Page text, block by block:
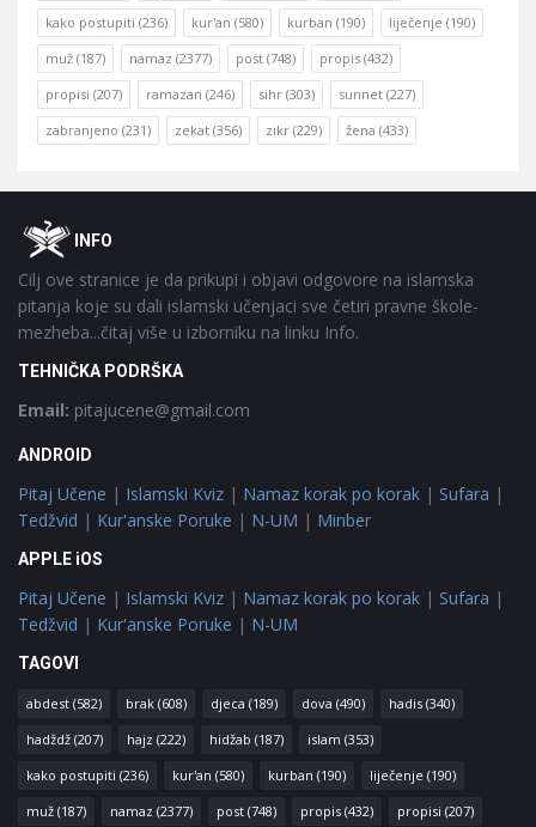
kako postupiti (236) kur'an (580) kurban (190) liječenje (190)
muž (187) namaz (2377) post (748) propis (432)
propisi (207) ramazan (246) sihr (303) sunnet (227)
zabranjeno (231) zekat (356) zikr (229) žena (433)
FooterOINFO
Cilj ove stranice je da prikupi i objavi odgovore na islamska
pitanja koje su dali islamski učenjaci sve četiri pravne škole-
mezheba...čitaj više u izborniku na linku Info.
TEHNIČKA PODRŠKA
Email: pitajucene@gmail.com
ANDROID
Pitaj Učene | Islamski Kviz | Namaz korak po korak | Sufara |
Tedžvid | Kur'anske Poruke | N-UM | Minber
APPLE iOS
Pitaj Učene | Islamski Kviz | Namaz korak po korak | Sufara |
Tedžvid | Kur'anske Poruke | N-UM
TAGOVI
abdest (582) brak (608) djeca (189) dova (490) hadis (340)
hadždž (207) hajz (222) hidžab (187) islam (353)
kako postupiti (236) kur'an (580) kurban (190) liječenje (190)
muž (187) namaz (2377) post (748) propis (432) propisi (207)